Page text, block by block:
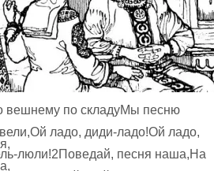
вешнему по складуМы песню
ладо, диди-ладо!Ой ладо,
люли!2Поведай, песня наша,На